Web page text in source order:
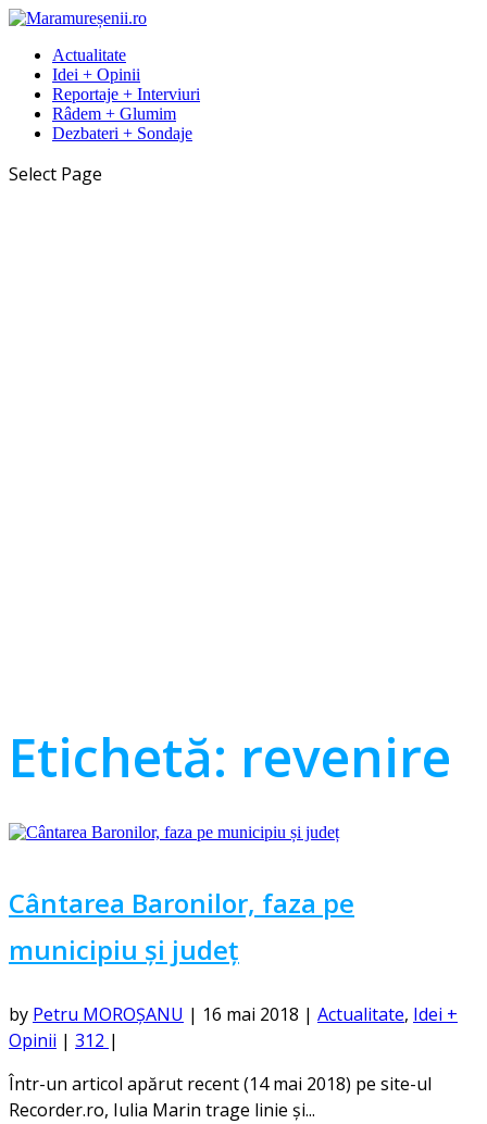
Actualitate
Idei + Opinii
Reportaje + Interviuri
Râdem + Glumim
Dezbateri + Sondaje
Select Page
Etichetă: revenire
Cântarea Baronilor, faza pe
municipiu și județ
by Petru MOROȘANU | 16 mai 2018 | Actualitate, Idei +
Opinii | 312 |
Într-un articol apărut recent (14 mai 2018) pe site-ul
Recorder.ro, Iulia Marin trage linie și...